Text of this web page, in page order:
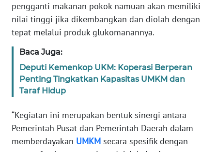
pengganti makanan pokok namuan akan memiliki
nilai tinggi jika dikembangkan dan diolah dengan
tepat melalui produk glukomanannya.
Baca Juga:
Deputi Kemenkop UKM: Koperasi Berperan
Penting Tingkatkan Kapasitas UMKM dan
Taraf Hidup
“Kegiatan ini merupakan bentuk sinergi antara
Pemerintah Pusat dan Pemerintah Daerah dalam
memberdayakan UMKM secara spesifik dengan
PEDOMAN
SIBER
REDAKSI
KARIR
DISCLAIMER
Wahana